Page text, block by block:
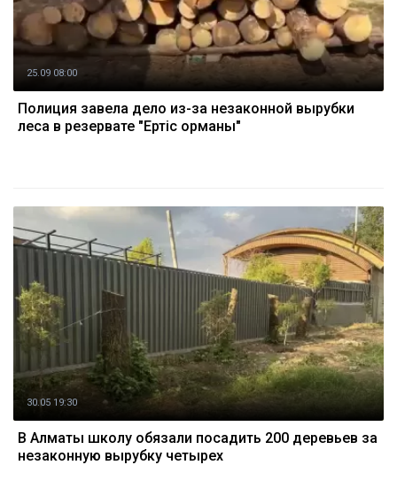
25.09 08:00
Полиция завела дело из-за незаконной вырубки
леса в резервате "Ертіс орманы"
30.05 19:30
В Алматы школу обязали посадить 200 деревьев за
незаконную вырубку четырех